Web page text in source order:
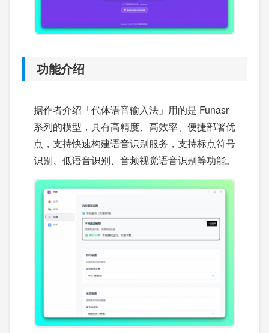
功能介绍
据作者介绍「代体语音输入法」用的是 Funasr
系列的模型，具有高精度、高效率、便捷部署优
点，支持快速构建语音识别服务，支持标点符号
识别、低语音识别、音频视觉语音识别等功能。